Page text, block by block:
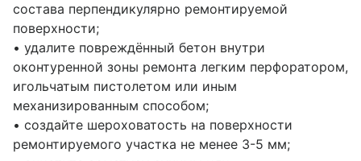
состава перпендикулярно ремонтируемой
поверхности;
• удалите повреждённый бетон внутри
оконтуренной зоны ремонта легким перфоратором,
игольчатым пистолетом или иным
механизированным способом;
• создайте шероховатость на поверхности
ремонтируемого участка не менее 3-5 мм;